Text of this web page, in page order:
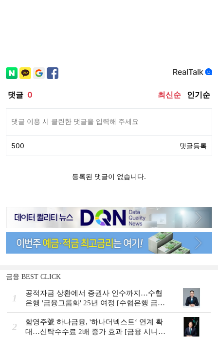
금융 BEST CLICK
1
공적자금 상환에서 증권사 인수까지…수협
은행 '금융그룹화' 25년 여정 [수협은행 금융
그룹의 꿈①]
2
함영주號 하나금융, '하나더넥스트‘ 연계 확
대…신탁수수료 2배 증가 효과 [금융 시니어